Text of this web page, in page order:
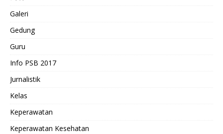
Galeri
Gedung
Guru
Info PSB 2017
Jurnalistik
Kelas
Keperawatan
Keperawatan Kesehatan